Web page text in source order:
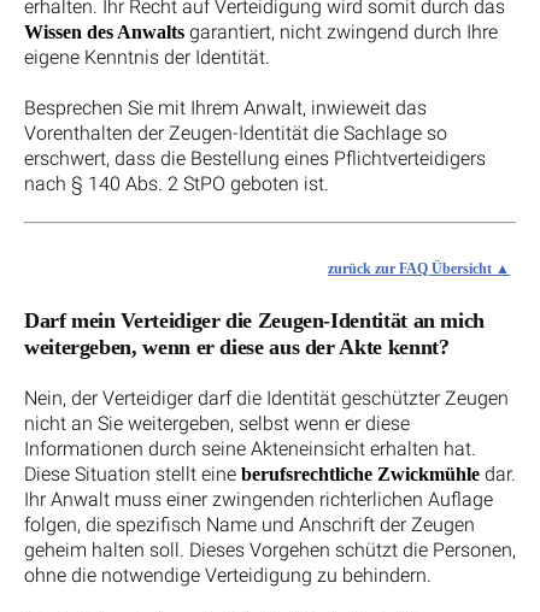
erhalten. Ihr Recht auf Verteidigung wird somit durch das
Wissen des Anwalts garantiert, nicht zwingend durch Ihre
eigene Kenntnis der Identität.
Besprechen Sie mit Ihrem Anwalt, inwieweit das
Vorenthalten der Zeugen-Identität die Sachlage so
erschwert, dass die Bestellung eines Pflichtverteidigers
nach § 140 Abs. 2 StPO geboten ist.
zurück zur FAQ Übersicht
Darf mein Verteidiger die Zeugen-Identität an mich
weitergeben, wenn er diese aus der Akte kennt?
Nein, der Verteidiger darf die Identität geschützter Zeugen
nicht an Sie weitergeben, selbst wenn er diese
Informationen durch seine Akteneinsicht erhalten hat.
Diese Situation stellt eine berufsrechtliche Zwickmühle dar.
Ihr Anwalt muss einer zwingenden richterlichen Auflage
folgen, die spezifisch Name und Anschrift der Zeugen
geheim halten soll. Dieses Vorgehen schützt die Personen,
ohne die notwendige Verteidigung zu behindern.